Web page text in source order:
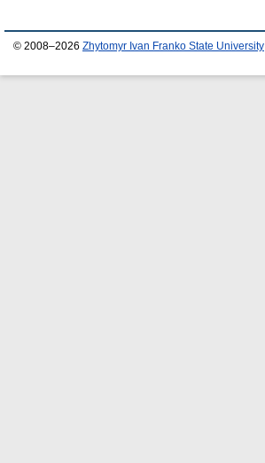
© 2008–2026 Zhytomyr Ivan Franko State University